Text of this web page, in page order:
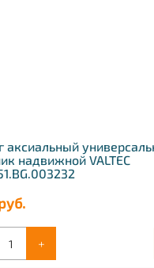
аксиальный
надвижной VALTEC
+